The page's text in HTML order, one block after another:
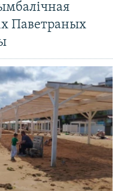
Паветраных